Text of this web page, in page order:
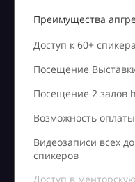
Преимущества
Доступ к 60+
Посещение
Посещение 2 залов
Возможность
Видеозаписи всех
спикеров
Доступ в менторскую